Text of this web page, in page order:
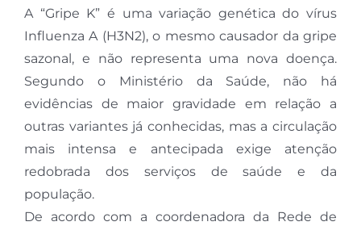
A “Gripe K” é uma variação genética do vírus
Influenza A (H3N2), o mesmo causador da gripe
sazonal, e não representa uma nova doença.
Segundo o Ministério da Saúde, não há
evidências de maior gravidade em relação a
outras variantes já conhecidas, mas a circulação
mais intensa e antecipada exige atenção
redobrada dos serviços de saúde e da
população.
De acordo com a coordenadora da Rede de